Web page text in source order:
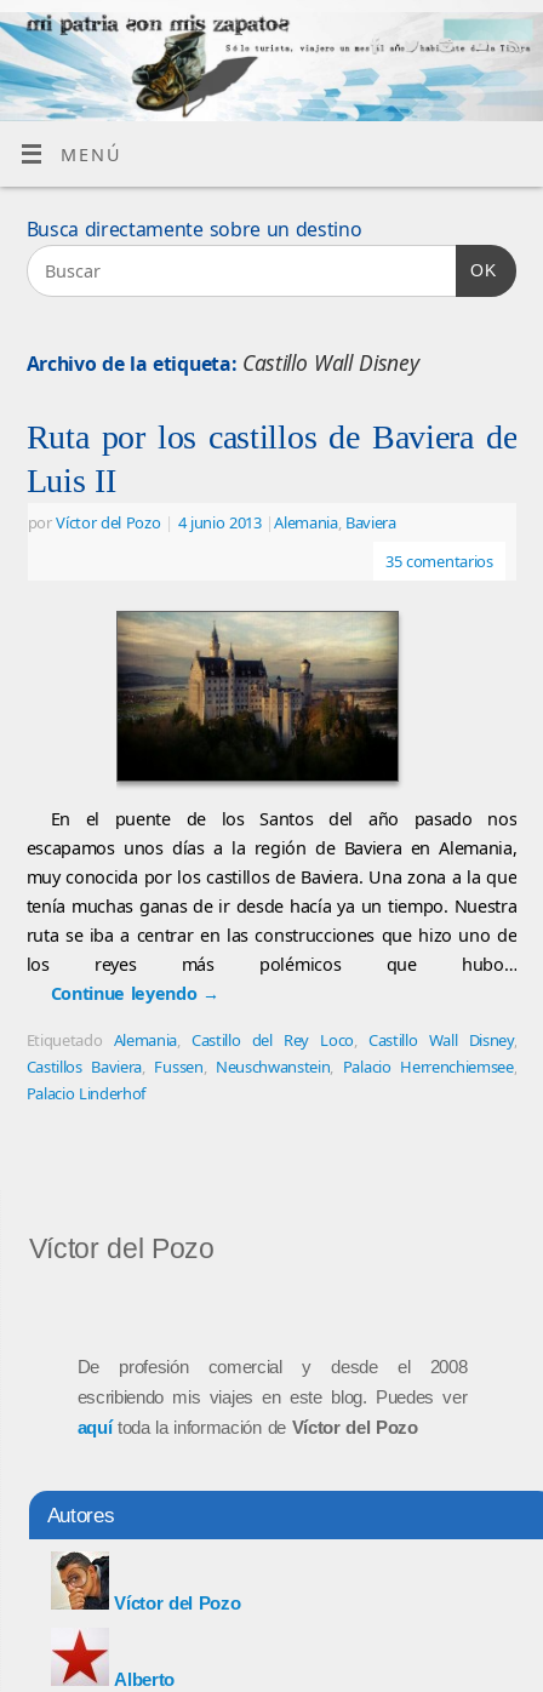
MENÚ
Busca directamente sobre un destino
OK
Archivo de la etiqueta: Castillo Wall Disney
Ruta por los castillos de Baviera de
Luis II
porVíctor del Pozo | 4 junio 2013 |Alemania, Baviera
35 comentarios
En el puente de los Santos del año pasado nos
escapamos unos días a la región de Baviera en Alemania,
muy conocida por los castillos de Baviera. Una zona a la que
tenía muchas ganas de ir desde hacía ya un tiempo. Nuestra
ruta se iba a centrar en las construcciones que hizo uno de
los reyes más polémicos que hubo…
Continue leyendo →
Etiquetado Alemania,Castillo del Rey Loco, Castillo Wall Disney,
Castillos Baviera, Fussen, Neuschwanstein, Palacio Herrenchiemsee,
Palacio Linderhof
Víctor del Pozo
De profesión comercial y desde el 2008
escribiendo mis viajes en este blog. Puedes ver
aquítoda la información de Víctor del Pozo
Autores
Víctor del Pozo
Alberto